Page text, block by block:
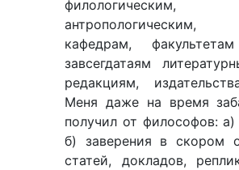
филологическим,
кафедрам,
завсегдатаям
редакциям,
Меня даже на время
получил от философов:
б) заверения в скором
статей, докладов,